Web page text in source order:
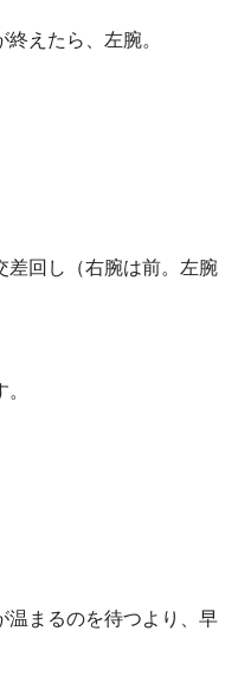
えたら、左腕。
差回し（右腕は前。左腕
温まるのを待つより、早